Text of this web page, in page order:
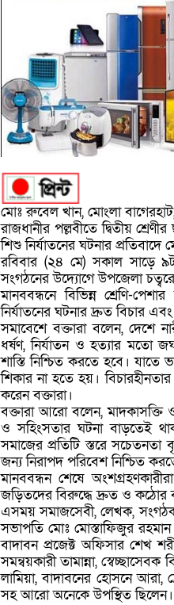
মোঃ রুবেল খান, মোংলা
রাজধানীর পল্লবীতে দ্বিতীয়
শিশু নির্যাতনের ঘটনার
রবিবার (২৪ মে) সকাল সাড়ে
সংগঠনের উদ্যোগে উপজেলা
মানববন্ধনে বিভিন্ন শ্রেণি-
নির্যাতনের ঘটনার দ্রুত বিচার
সমাবেশে বক্তারা বলেন, দেশে
ধর্ষণ, নির্যাতন ও হত্যার
শাস্তি নিশ্চিত করতে হবে।
শিকার না হতে হয়।
করেন বক্তারা।
বক্তারা আরো বলেন, মাদকাসক্তি
ও সহিংসতার ঘটনা বাড়তেই
সমাজের প্রতিটি স্তরে সচেতনতা
জন্য নিরাপদ পরিবেশ নিশ্চিত
মানববন্ধন শেষে
জড়িতদের বিরুদ্ধে দ্রুত ও কঠোর
এসময় সমাজসেবী, লেখক, সংগঠক
সভাপতি মোঃ মোস্তাফিজুর রহমান
বাদাবন প্রজেক্ট অফিসার শেখ
সমন্বয়কারী তামান্না,
লামিয়া, বাদাবনের হোসনে
সহ আরো অনেকে উপস্থিত ছিলেন।